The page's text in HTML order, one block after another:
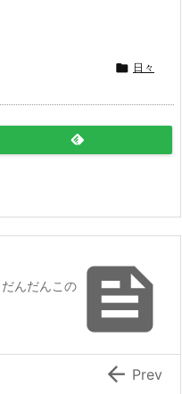
 日々

だんだんこの
 Prev